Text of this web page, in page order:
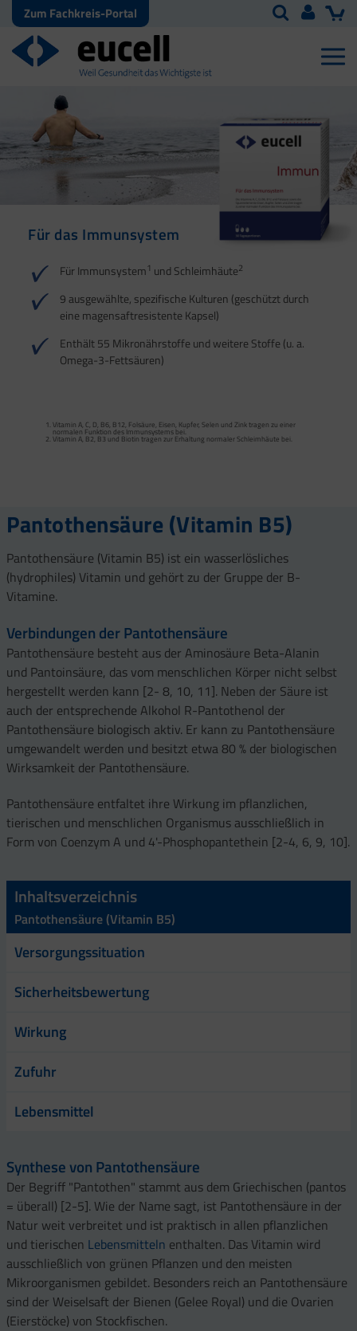
Zum Fachkreis-Portal
Für das Immunsystem
Für Immunsystem1 und Schleimhäute2
9 ausgewählte, spezifische Kulturen (geschützt durch
eine magensaftresistente Kapsel)
Enthält 55 Mikronährstoffe und weitere Stoffe (u. a.
Omega-3-Fettsäuren)
Vitamin A, C, D, B6, B12, Folsäure, Eisen, Kupfer, Selen und Zink tragen zu einer
normalen Funktion des Immunsystems bei.
Vitamin A, B2, B3 und Biotin tragen zur Erhaltung normaler Schleimhäute bei.
Für Haut, Haare und
4
Vitamin A, Beta-Carotin, Vitamine B2, B3, Biotin und Zink tragen zur Erhaltung
Für Ihre natürliche
normalen Stoffwechsel von Makronährstoffen bei.
Vitamin B2 und Biotin tragen zur Erhaltung normaler Schleimhäute (einschließlich
Darmschleimhaut) bei.
Vitamin D und Zink tragen zur normalen Funktion des Immunsystems bei.
Pantothensäure (Vitamin B5)
Pantothensäure (Vitamin B5) ist ein wasserlösliches
(hydrophiles) Vitamin und gehört zu der Gruppe der B-
Vitamine.
Verbindungen der Pantothensäure
Pantothensäure besteht aus der Aminosäure Beta-Alanin
und Pantoinsäure, das vom menschlichen Körper nicht selbst
hergestellt werden kann [2- 8, 10, 11]. Neben der Säure ist
auch der entsprechende Alkohol R-Pantothenol der
Pantothensäure biologisch aktiv. Er kann zu Pantothensäure
umgewandelt werden und besitzt etwa 80 % der biologischen
Wirksamkeit der Pantothensäure.
Pantothensäure entfaltet ihre Wirkung im pflanzlichen,
tierischen und menschlichen Organismus ausschließlich in
Form von Coenzym A und 4'-Phosphopantethein [2-4, 6, 9, 10].
Inhaltsverzeichnis
Pantothensäure (Vitamin B5)
Versorgungssituation
Sicherheitsbewertung
Wirkung
Zufuhr
Lebensmittel
Synthese von Pantothensäure
Der Begriff "Pantothen" stammt aus dem Griechischen (pantos
= überall) [2-5]. Wie der Name sagt, ist Pantothensäure in der
Natur weit verbreitet und ist praktisch in allen pflanzlichen
und tierischen Lebensmitteln enthalten. Das Vitamin wird
ausschließlich von grünen Pflanzen und den meisten
Mikroorganismen gebildet. Besonders reich an Pantothensäure
sind der Weiselsaft der Bienen (Gelee Royal) und die Ovarien
(Eierstöcke) von Stockfischen.